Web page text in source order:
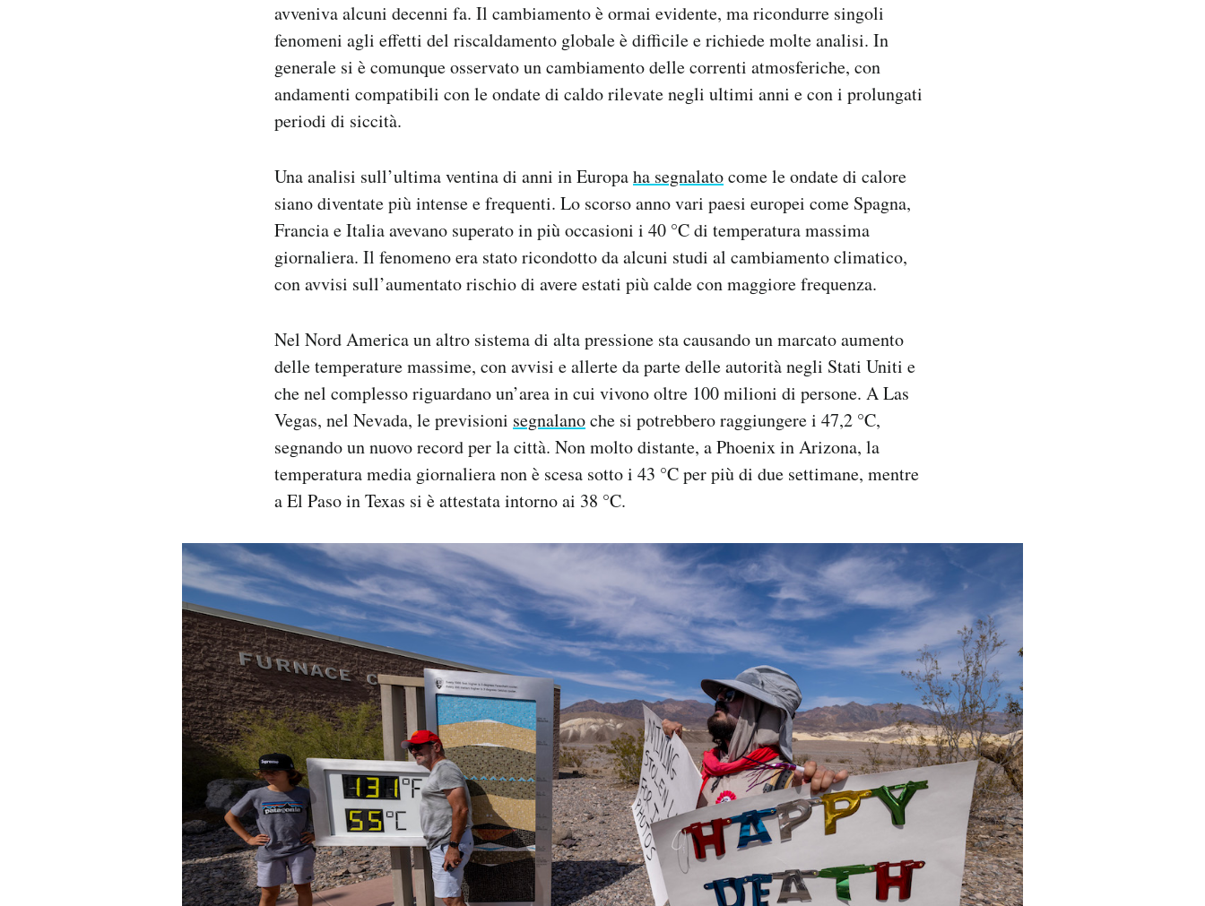
avveniva alcuni decenni fa. Il cambiamento è ormai evidente, ma ricondurre singoli
fenomeni agli effetti del riscaldamento globale è difficile e richiede molte analisi. In
generale si è comunque osservato un cambiamento delle correnti atmosferiche, con
andamenti compatibili con le ondate di caldo rilevate negli ultimi anni e con i prolungati
periodi di siccità.
Una analisi sull’ultima ventina di anni in Europaha segnalatocome le ondate di calore
siano diventate più intense e frequenti. Lo scorso anno vari paesi europei come Spagna,
Francia e Italia avevano superato in più occasioni i 40 °C di temperatura massima
giornaliera. Il fenomeno era stato ricondotto da alcuni studi al cambiamento climatico,
con avvisi sull’aumentato rischio di avere estati più calde con maggiore frequenza.
Nel Nord America un altro sistema di alta pressione sta causando un marcato aumento
delle temperature massime, con avvisi e allerte da parte delle autorità negli Stati Uniti e
che nel complesso riguardano un’area in cui vivono oltre 100 milioni di persone. A Las
Vegas, nel Nevada, le previsioni segnalanoche si potrebbero raggiungere i 47,2 °C,
segnando un nuovo record per la città. Non molto distante, a Phoenix in Arizona, la
temperatura media giornaliera non è scesa sotto i 43 °C per più di due settimane, mentre
a El Paso in Texas si è attestata intorno ai 38 °C.